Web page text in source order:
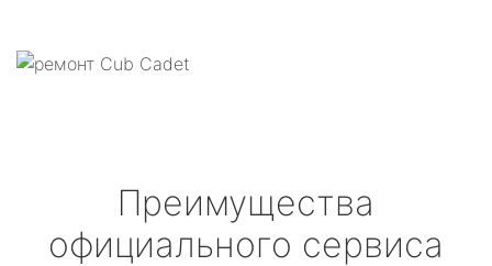
Преимущества
официального сервиса